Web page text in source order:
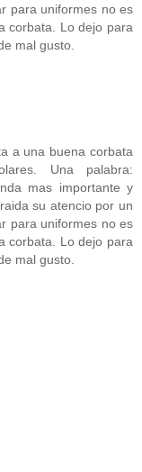
para uniformes no es
corbata. Lo dejo para
mal gusto.
a una buena corbata
Una palabra:
mas importante y
su atencio por un
para uniformes no es
corbata. Lo dejo para
mal gusto.